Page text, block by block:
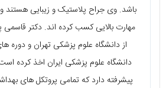
باشد. وی جراح پلاستیک و زیبایی هستند
مهارت بالایی کسب کرده اند. دکتر
از دانشگاه علوم پزشکی تهران و دوره
دانشگاه علوم پزشکی ایران اخذ کرده
پیشرفته دارد که تمامی پروتکل های